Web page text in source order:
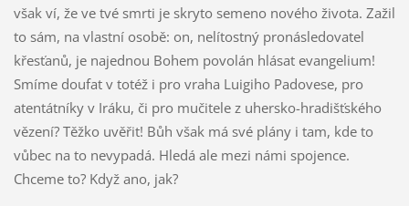
však ví, že ve tvé smrti je skryto semeno nového života. Zažil
to sám, na vlastní osobě: on, nelítostný pronásledovatel
křesťanů, je najednou Bohem povolán hlásat evangelium!
Smíme doufat v totéž i pro vraha Luigiho Padovese, pro
atentátníky v Iráku, či pro mučitele z uhersko-hradišťského
vězení? Těžko uvěřit! Bůh však má své plány i tam, kde to
vůbec na to nevypadá. Hledá ale mezi námi spojence.
Chceme to? Když ano, jak?